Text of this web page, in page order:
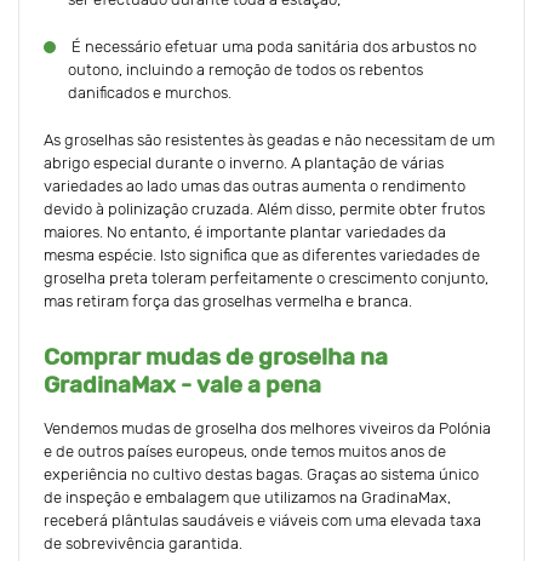
É necessário efetuar uma poda sanitária dos arbustos no
outono, incluindo a remoção de todos os rebentos
danificados e murchos.
As groselhas são resistentes às geadas e não necessitam de um
abrigo especial durante o inverno. A plantação de várias
variedades ao lado umas das outras aumenta o rendimento
devido à polinização cruzada. Além disso, permite obter frutos
maiores. No entanto, é importante plantar variedades da
mesma espécie. Isto significa que as diferentes variedades de
groselha preta toleram perfeitamente o crescimento conjunto,
mas retiram força das groselhas vermelha e branca.
Comprar mudas de groselha na
GradinaMax - vale a pena
Vendemos mudas de groselha dos melhores viveiros da Polónia
e de outros países europeus, onde temos muitos anos de
experiência no cultivo destas bagas. Graças ao sistema único
de inspeção e embalagem que utilizamos na GradinaMax,
receberá plântulas saudáveis e viáveis com uma elevada taxa
de sobrevivência garantida.